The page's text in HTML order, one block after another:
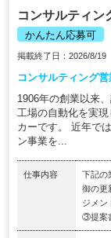
コンサルティ
かんたん応募可
掲載終了日：2026/8/19
コンサルティング
1906年の創業以来
工場の自動化を実
カーです。 近年で
ン事業を...
仕事内容
下記の
御の更
ジメン
③提案